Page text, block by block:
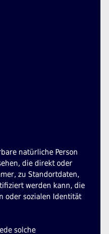
natürliche Person
die direkt oder
zu Standortdaten,
werden kann, die
oder sozialen Identität
solche